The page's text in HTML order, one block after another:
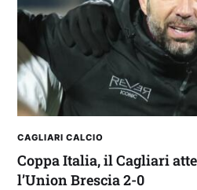
CAGLIARI CALCIO
Coppa Italia, il Cagliari
l’Union Brescia 2-0